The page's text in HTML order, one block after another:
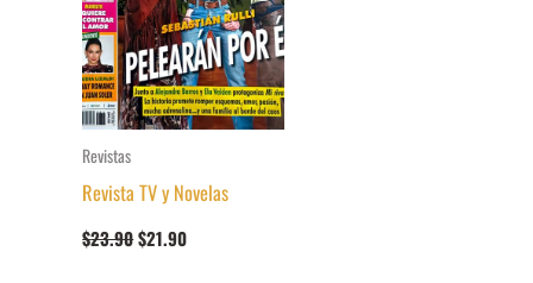
Revistas
Revista TV y Novelas
$23.90El
precio
$21.90El
precio